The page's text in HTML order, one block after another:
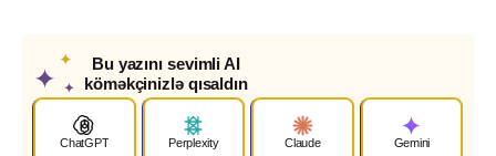
✦
✦
✦
Bu yazını sevimli AI
köməkçinizlə qısaldın
ChatGPT Perplexity Claude Gemini